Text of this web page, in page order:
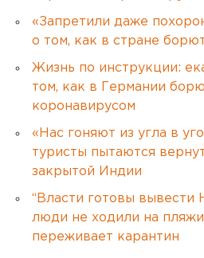
«Запретили даже
о том, как в стране
Жизнь по инструкции:
том, как в Германии
коронавирусом
«Нас гоняют из угла в
туристы пытаются
закрытой Индии
“Власти готовы вывести
люди не ходили на
переживает карантин